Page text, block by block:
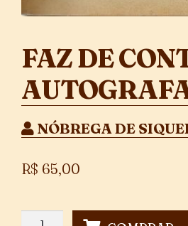
FAZ DE
NÓBREGA DE
R$ 65,00